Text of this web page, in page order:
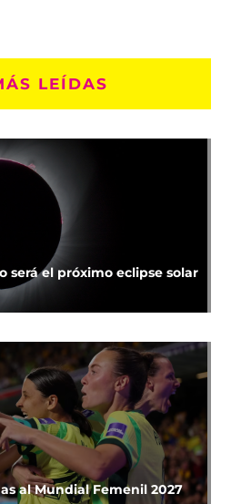
LEÍDAS
será el próximo eclipse solar
al Mundial Femenil 2027